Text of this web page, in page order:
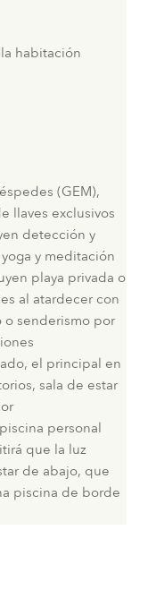
habitación
(GEM),
llaves exclusivos
detección y
y meditación
playa privada o
al atardecer con
o senderismo por
el principal en
sala de estar
personal
que la luz
de abajo, que
piscina de borde